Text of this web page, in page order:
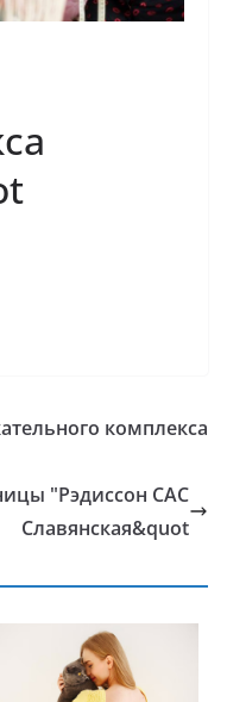
комплекса
"Рэдиссон САС
Славянская&quot